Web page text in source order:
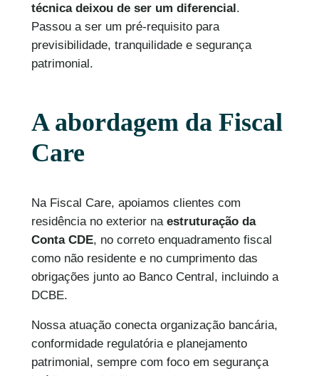
técnica deixou de ser um diferencial.
Passou a ser um pré-requisito para
previsibilidade, tranquilidade e segurança
patrimonial.
A abordagem da Fiscal
Care
Na Fiscal Care, apoiamos clientes com
residência no exterior na estruturação da
Conta CDE, no correto enquadramento fiscal
como não residente e no cumprimento das
obrigações junto ao Banco Central, incluindo a
DCBE.
Nossa atuação conecta organização bancária,
conformidade regulatória e planejamento
patrimonial, sempre com foco em segurança